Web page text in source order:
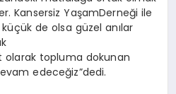
Kansersiz YaşamDerneği ile
küçük de olsa güzel anılar
olarak topluma dokunan
edeceğiz”dedi.